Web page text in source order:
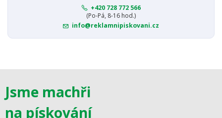
+420 728 772 566
(Po-Pá, 8-16 hod.)
info@reklamnipiskovani.cz
Jsme machři
na pískování